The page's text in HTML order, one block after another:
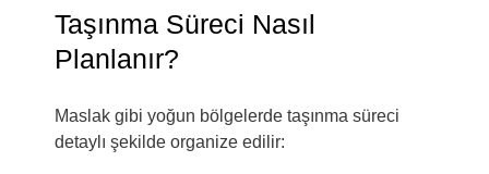
Taşınma Süreci Nasıl
Planlanır?
Maslak gibi yoğun bölgelerde taşınma süreci
detaylı şekilde organize edilir: